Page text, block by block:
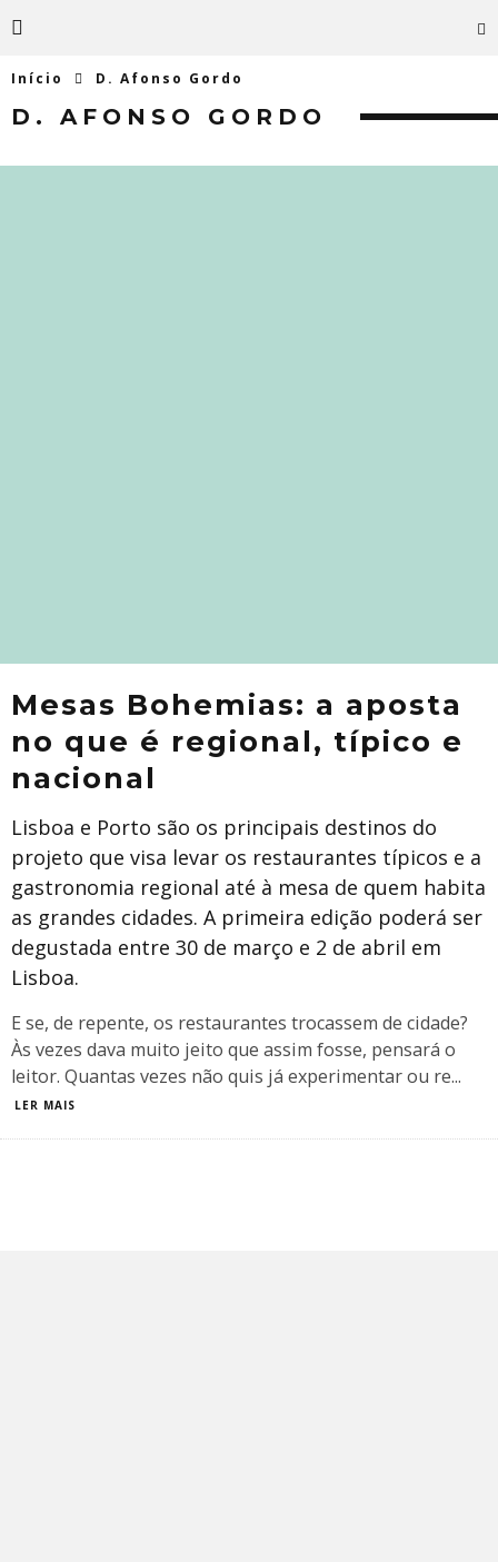
Início D. Afonso Gordo
D. AFONSO GORDO
Mesas Bohemias: a aposta
no que é regional, típico e
nacional
Lisboa e Porto são os principais destinos do
projeto que visa levar os restaurantes típicos e a
gastronomia regional até à mesa de quem habita
as grandes cidades. A primeira edição poderá ser
degustada entre 30 de março e 2 de abril em
Lisboa.
E se, de repente, os restaurantes trocassem de cidade?
Às vezes dava muito jeito que assim fosse, pensará o
leitor. Quantas vezes não quis já experimentar ou re...
LER MAIS